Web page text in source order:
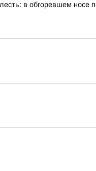
в обгоревшем носе